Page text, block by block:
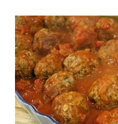
Προβολή
μεγαλύτερης
εικόνας